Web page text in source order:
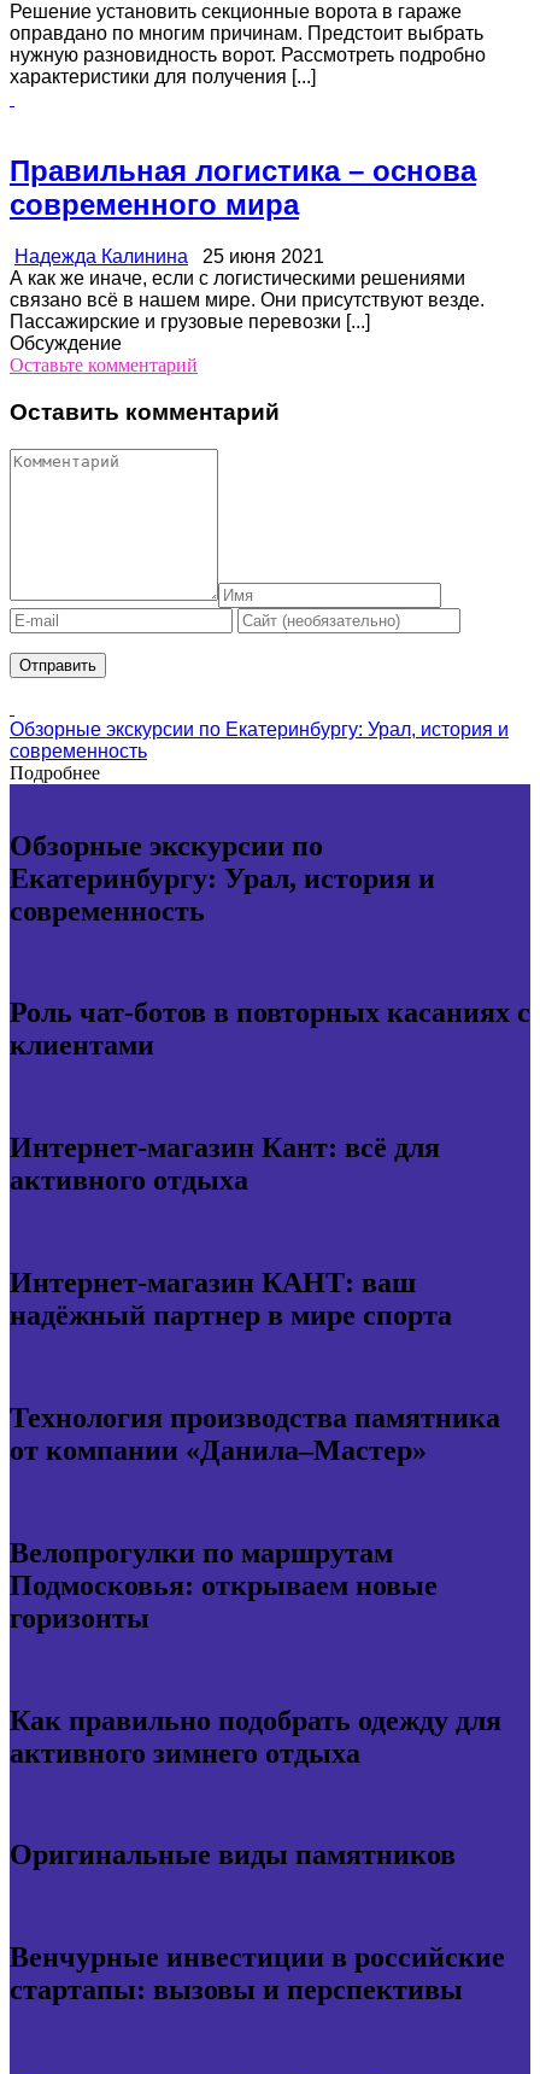
Решение установить секционные ворота в гараже
оправдано по многим причинам. Предстоит выбрать
нужную разновидность ворот. Рассмотреть подробно
характеристики для получения [...]
Правильная логистика – основа
современного мира
Надежда Калинина 25 июня 2021
А как же иначе, если с логистическими решениями
связано всё в нашем мире. Они присутствуют везде.
Пассажирские и грузовые перевозки [...]
Обсуждение
Оставьте комментарий
Оставить комментарий
Обзорные экскурсии по Екатеринбургу: Урал, история и
современность
Подробнее
Обзорные экскурсии по
Екатеринбургу: Урал, история и
современность
Роль чат-ботов в повторных касаниях с
клиентами
Интернет-магазин Кант: всё для
активного отдыха
Интернет-магазин КАНТ: ваш
надёжный партнер в мире спорта
Технология производства памятника
от компании «Данила–Мастер»
Велопрогулки по маршрутам
Подмосковья: открываем новые
горизонты
Как правильно подобрать одежду для
активного зимнего отдыха
Оригинальные виды памятников
Венчурные инвестиции в российские
стартапы: вызовы и перспективы